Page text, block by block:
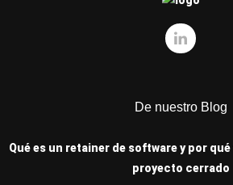
De nuestro Blog
Qué es un retainer de software y por
proyecto cerrado